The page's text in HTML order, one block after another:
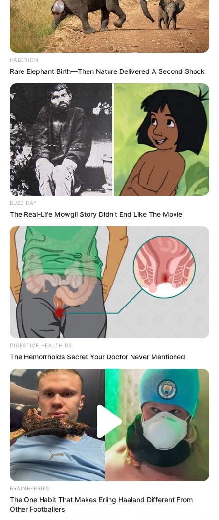
ΔΗΜΟΦΙΛΗ ΑΡΘΡΑ
Η omertà της Covid
Πέμπτη, 29 Σεπτεμβρίου 2022, 19:54
Η omertà της Covid… “Αλλά...
Ο Υπόγειος Πόλεμος είναι
γεγονός.. Το κυνήγι είναι σε
εξέλιξη
Κεντρικό Ισραηλιτικό
Συμβούλιο: Αντιδρά για την
προαγωγή της Παγουτέλη
στην αντιπροεδρία του...
HABERION
Rare Elephant Birth—Then Nature Delivered A Second Shock
BUZZ DAY
The Real-Life Mowgli Story Didn't End Like The Movie
DIGESTIVE HEALTH US
The Hemorrhoids Secret Your Doctor Never Mentioned
BRAINBERRIES
The One Habit That Makes Erling Haaland Different From
Other Footballers